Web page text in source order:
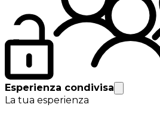
Esperienza condivisa
La tua esperienza